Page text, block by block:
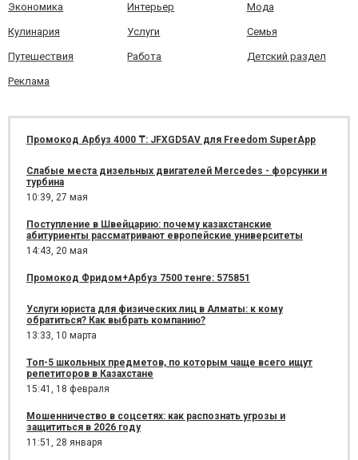
Экономика Интерьер Мода
Кулинария Услуги Семья
Путешествия Работа Детский раздел
Реклама
Промокод Арбуз 4000 ₸: JFXGD5AV для Freedom SuperApp
Слабые места дизельных двигателей Mercedes - форсунки и
турбина
10:39, 27 мая
Поступление в Швейцарию: почему казахстанские
абитуриенты рассматривают европейские университеты
14:43, 20 мая
Промокод Фридом+Арбуз 7500 тенге: 575851
Услуги юриста для физических лиц в Алматы: к кому
обратиться? Как выбрать компанию?
13:33, 10 марта
Топ-5 школьных предметов, по которым чаще всего ищут
репетиторов в Казахстане
15:41, 18 февраля
Мошенничество в соцсетях: как распознать угрозы и
защититься в 2026 году
11:51, 28 января